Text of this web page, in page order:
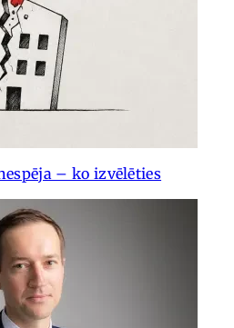
– ko izvēlēties